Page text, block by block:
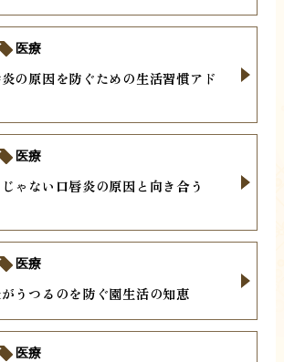
の原因を防ぐための生活習慣アド
医療
ゃない口唇炎の原因と向き合う
医療
うつるのを防ぐ園生活の知恵
医療
医療